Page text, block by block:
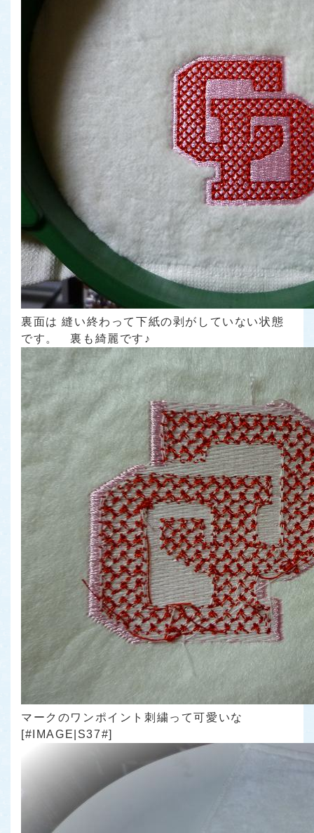
裏面は 縫い終わって下紙の剥がしていない状態
です。 裏も綺麗です♪
マークのワンポイント刺繍って可愛いな
[#IMAGE|S37#]